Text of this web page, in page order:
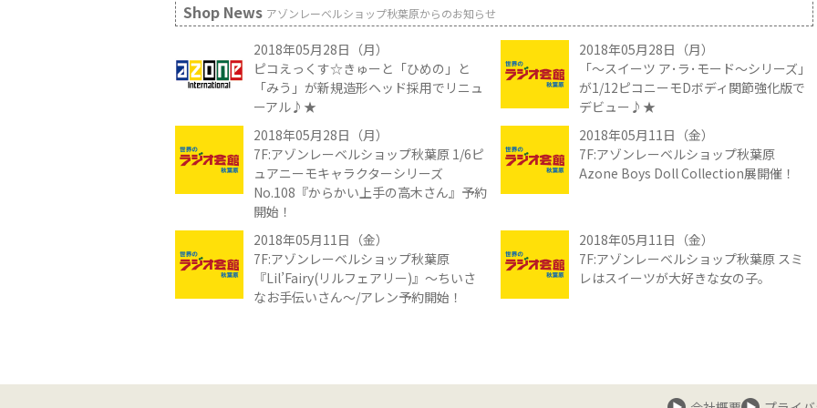
Shop News アゾンレーベルショップ秋葉原からのお知らせ
2018年05月28日（月）
ピコえっくす☆きゅーと「ひめの」と
「みう」が新規造形ヘッド採用でリニュ
ーアル♪★
2018年05月28日（月）
「～スイーツ ア･ラ･モード～シリーズ」
が1/12ピコニーモDボディ関節強化版で
デビュー♪★
2018年05月28日（月）
7F:アゾンレーベルショップ秋葉原 1/6ピ
ュアニーモキャラクターシリーズ
No.108『からかい上手の高木さん』予約
開始！
2018年05月11日（金）
7F:アゾンレーベルショップ秋葉原
Azone Boys Doll Collection展開催！
2018年05月11日（金）
7F:アゾンレーベルショップ秋葉原
『Lil’Fairy(リルフェアリー)』～ちいさ
なお手伝いさん～/アレン予約開始！
2018年05月11日（金）
7F:アゾンレーベルショップ秋葉原 スミ
レはスイーツが大好きな女の子。